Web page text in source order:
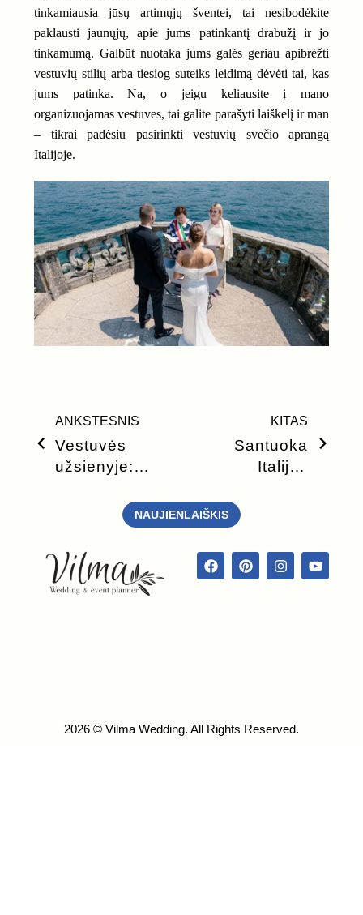
tinkamiausia jūsų artimųjų šventei, tai nesibodėkite
paklausti jaunųjų, apie jums patinkantį drabužį ir jo
tinkamumą. Galbūt nuotaka jums galės geriau apibrėžti
vestuvių stilių arba tiesiog suteiks leidimą dėvėti tai, kas
jums patinka. Na, o jeigu keliausite į mano
organizuojamas vestuves, tai galite parašyti laiškelį ir man
– tikrai padėsiu pasirinkti vestuvių svečio aprangą
Italijoje.
ANKSTESNIS
Vestuvės
užsienyje:
planavimą?
KITAS
Santuoka
Italijos
NAUJIENLAIŠKIS
2026 © Vilma Wedding. All Rights Reserved.